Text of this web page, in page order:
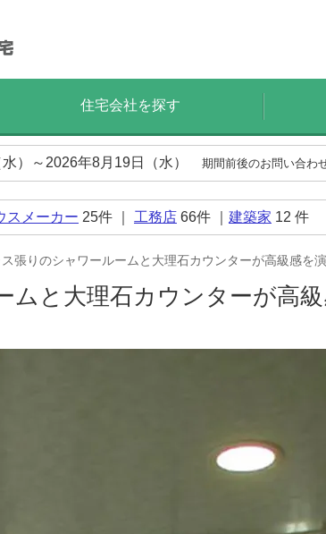
住宅会社を探す
）～2026年8月19日（水） 期間前後のお問い合わ
スメーカー 25件 ｜ 工務店 66件 ｜ 建築家 12 件
ス張りのシャワールームと大理石カウンターが高級感を
ムと大理石カウンターが高